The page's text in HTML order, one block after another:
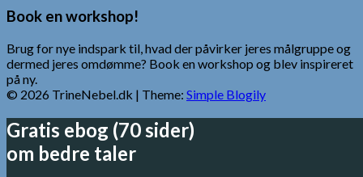
Book en workshop!
Brug for nye indspark til, hvad der påvirker jeres målgruppe og
dermed jeres omdømme? Book en workshop og blev inspireret
på ny.
© 2026 TrineNebel.dk | Theme: Simple Blogily
Gratis ebog (70 sider)
om bedre taler